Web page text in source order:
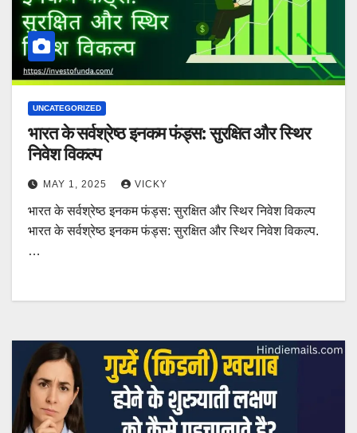
UNCATEGORIZED
भारत के सर्वश्रेष्ठ इनकम फंड्स: सुरक्षित और स्थिर
निवेश विकल्प
MAY 1, 2025 VICKY
भारत के सर्वश्रेष्ठ इनकम फंड्स: सुरक्षित और स्थिर निवेश विकल्प
भारत के सर्वश्रेष्ठ इनकम फंड्स: सुरक्षित और स्थिर निवेश विकल्प.
…